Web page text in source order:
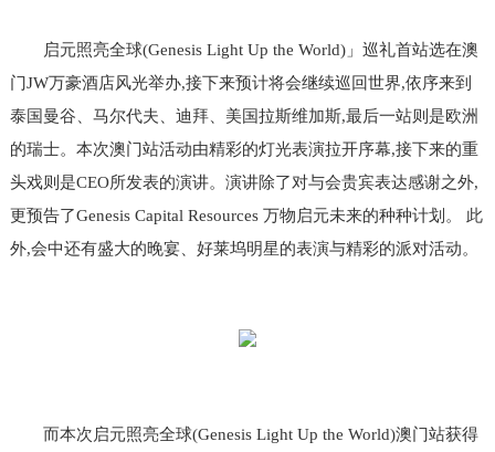
启元照亮全球(Genesis Light Up the World)」巡礼首站选在澳
门JW万豪酒店风光举办,接下来预计将会继续巡回世界,依序来到
泰国曼谷、马尔代夫、迪拜、美国拉斯维加斯,最后一站则是欧洲
的瑞士。本次澳门站活动由精彩的灯光表演拉开序幕,接下来的重
头戏则是CEO所发表的演讲。演讲除了对与会贵宾表达感谢之外,
更预告了Genesis Capital Resources 万物启元未来的种种计划。 此
外,会中还有盛大的晚宴、好莱坞明星的表演与精彩的派对活动。
而本次启元照亮全球(Genesis Light Up the World)澳门站获得